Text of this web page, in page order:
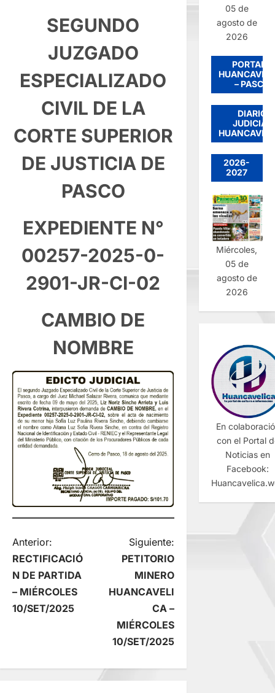
SEGUNDO
JUZGADO
ESPECIALIZADO
CIVIL DE LA
CORTE SUPERIOR
DE JUSTICIA DE
PASCO
EXPEDIENTE N°
00257-2025-0-
2901-JR-CI-02
CAMBIO DE
NOMBRE
N
a
v
Anterior:
RECTIFICACIÓ
N DE PARTIDA
– MIÉRCOLES
10/SET/2025
Siguiente:
PETITORIO
MINERO
HUANCAVELI
CA –
MIÉRCOLES
10/SET/2025
05 de
agosto de
2026
PORTADA
– PASCO
DIARIO
JUDICIAL
2026-
2027
Miércoles,
05 de
agosto de
2026
En
con el Portal
Noticias en
Facebook: